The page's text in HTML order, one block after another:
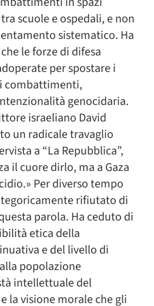
scuole e ospedali, e non
sistematico. Ha
le forze di difesa
per spostare i
combattimenti,
genocidaria.
israeliano David
un radicale travaglio
a “La Repubblica”,
il cuore dirlo, ma a Gaza
Per diverso tempo
rifiutato di
parola. Ha ceduto di
etica della
e del livello di
popolazione
intellettuale del
la visione morale che gli